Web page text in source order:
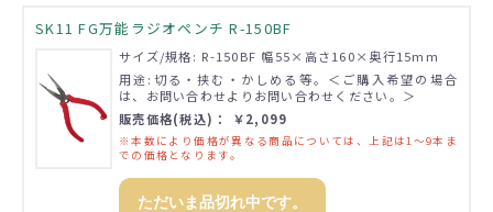
SK11 FG万能ラジオペンチ R-150BF
サイズ/規格: R-150BF 幅55×高さ160×奥行15mm
用途:切る・挟む・かしめる等。＜ご購入希望の場合
は、お問い合わせよりお問い合わせください。＞
販売価格(税込)： ￥2,099
※本数により価格が異なる商品については、上記は1～9本ま
での価格となります。
ただいま品切れ中です。